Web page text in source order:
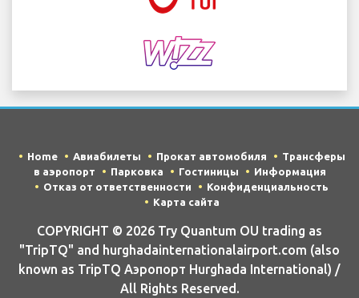
Home Авиабилеты Прокат автомобиля
Трансферы
в аэропорт
Парковка Гостиницы
Информация
Отказ от ответственности
Конфиденциальность
Карта сайта
COPYRIGHT © 2026 Try Quantum OU trading as
"TripTQ" and hurghadainternationalairport.com (also
known as TripTQ Аэропорт Hurghada International) /
All Rights Reserved.